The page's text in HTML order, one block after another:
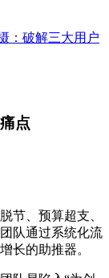
：破解三大用户
点
节、预算超支、
队通过系统化流
长的助推器。